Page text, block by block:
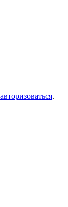
авторизоваться.